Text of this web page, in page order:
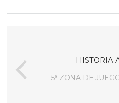
HISTORIA
5ª ZONA DE